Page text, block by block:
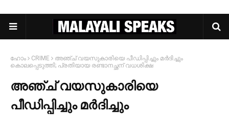
ഹോം CRIME
അഞ്ച് വയസുകാരിയെ പീഡിപ്പിച്ചും മര്‍ദിച്ചും
കൊലപ്പെടുത്തി; പ്രതിയായ രണ്ടാനച്ഛന് വധശിക്ഷ
അഞ്ച് വയസുകാരിയെ
പീഡിപ്പിച്ചും മര്‍ദിച്ചും